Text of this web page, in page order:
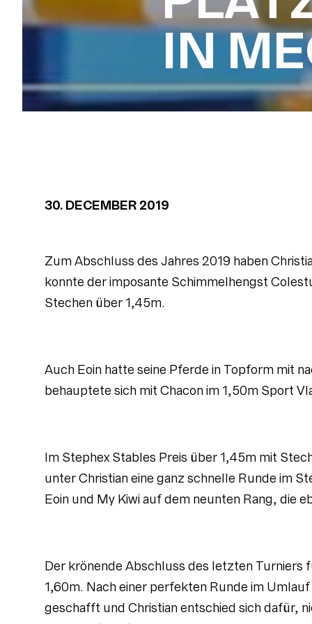
IN
30. DECEMBER 2019
Zum Abschluss des Jahres 2019 haben
konnte der imposante Schimmelhengst
Stechen über 1,45m.
Auch Eoin hatte seine Pferde in Topform mit
behauptete sich mit Chacon im 1,50m Sport
Im Stephex Stables Preis über 1,45m mit
unter Christian eine ganz schnelle Runde im
Eoin und My Kiwi auf dem neunten Rang, die
Der krönende Abschluss des letzten Turniers
1,60m. Nach einer perfekten Runde im
geschafft und Christian entschied sich dafür,